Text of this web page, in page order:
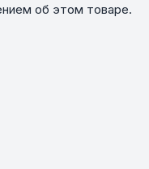
об этом товаре.